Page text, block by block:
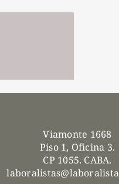
Viamonte 1668
Piso 1, Oficina 3.
CP 1055. CABA.